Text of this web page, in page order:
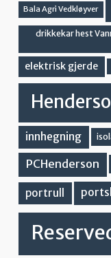
Bala Agri Vedkløyver
drikkekar hest
elektrisk gjerde
innhegning
PCHenderson
portrull